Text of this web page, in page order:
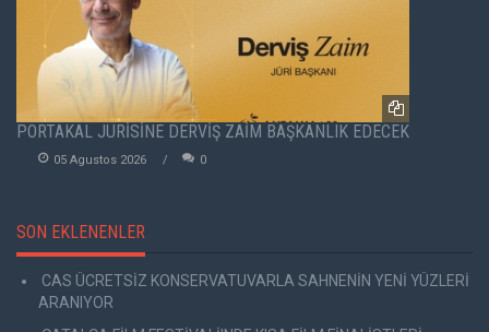
PORTAKAL JÜRİSİNE DERVİŞ ZAİM BAŞKANLIK EDECEK
05 Agustos 2026 0
SON EKLENENLER
CAS ÜCRETSİZ KONSERVATUVARLA SAHNENİN YENİ YÜZLERİ
ARANIYOR